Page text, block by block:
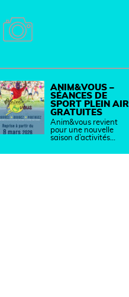
ANIM&VOUS –
SÉANCES DE
SPORT PLEIN AIR
GRATUITES
Anim&vous revient
pour une nouvelle
saison d’activités…